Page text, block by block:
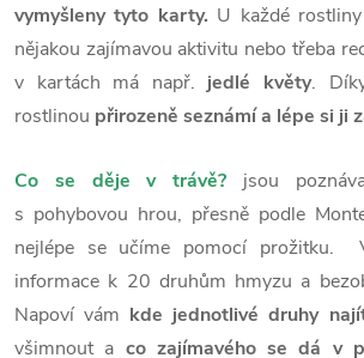
vymyšleny tyto karty. U každé
nějakou zajímavou aktivitu nebo třeba
v kartách má např. jedlé květy.
rostlinou přirozeně seznámí a lépe si ji
Co se děje v trávě? jsou
s pohybovou hrou, přesně podle
nejlépe se učíme pomocí prožitku.
informace k 20 druhům hmyzu a
Napoví vám kde jednotlivé druhy
všimnout a co zajímavého se dá v